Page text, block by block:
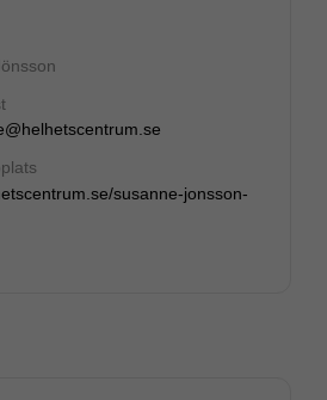
susanne-jonsson-